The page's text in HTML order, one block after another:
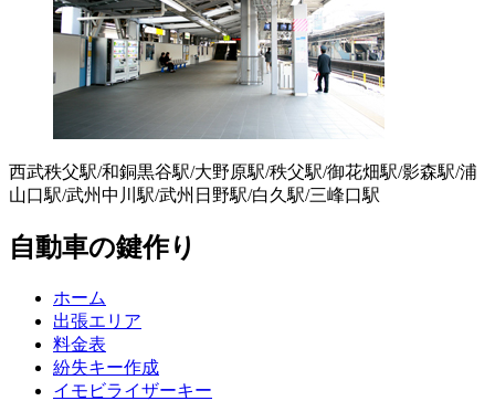
西武秩父駅/和銅黒谷駅/大野原駅/秩父駅/御花畑駅/影森駅/浦
山口駅/武州中川駅/武州日野駅/白久駅/三峰口駅
自動車の鍵作り
ホーム
出張エリア
料金表
紛失キー作成
イモビライザーキー